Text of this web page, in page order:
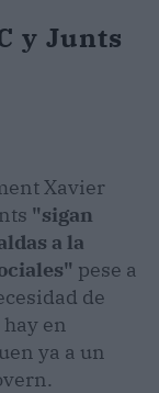
y Junts
Xavier
"sigan
a la
pese a
de
en
ya a un